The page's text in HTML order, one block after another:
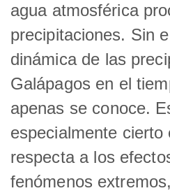
agua atmosférica
precipitaciones. Sin
dinámica de las
Galápagos en el
apenas se conoce.
especialmente cierto
respecta a los
fenómenos